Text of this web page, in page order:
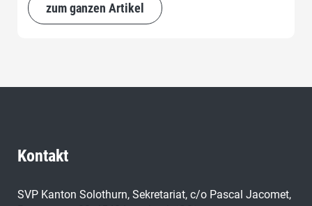
zum ganzen Artikel
Kontakt
SVP Kanton Solothurn, Sekretariat, c/o Pascal Jacomet,